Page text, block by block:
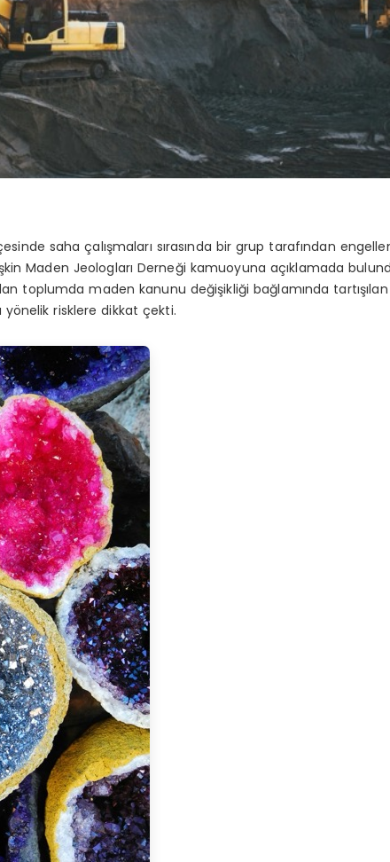
saha çalışmaları sırasında bir grup tarafından
Maden Jeologları Derneği kamuoyuna açıklamada
toplumda maden kanunu değişikliği bağlamında
yönelik risklere dikkat çekti.